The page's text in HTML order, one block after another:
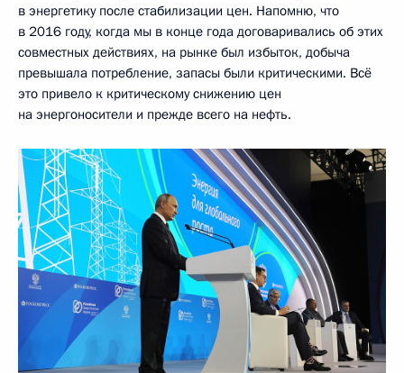
в энергетику после стабилизации цен. Напомню, что
в 2016 году, когда мы в конце года договаривались об этих
совместных действиях, на рынке был избыток, добыча
превышала потребление, запасы были критическими. Всё
это привело к критическому снижению цен
на энергоносители и прежде всего на нефть.